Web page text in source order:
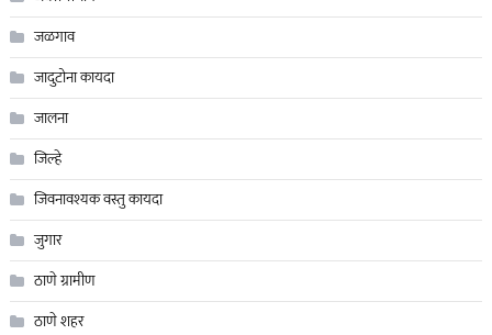
जळगाव
जादुटोना कायदा
जालना
जिल्हे
जिवनावश्यक वस्तु कायदा
जुगार
ठाणे ग्रामीण
ठाणे शहर